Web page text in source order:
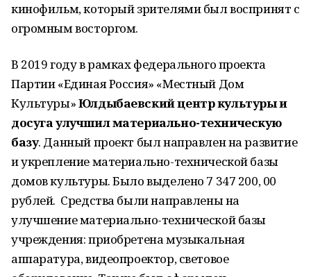
кинофильм, который зрителями был воспринят с
огромным восторгом.
В 2019 году в рамках федерального проекта
Партии «Единая Россия» «Местный Дом
Культуры»Юлдыбаевский центр культуры и
досуга улучшил материально-техническую
базу. Данный проект был направлен на развитие
и укрепление материально-технической базы
домов культуры. Было выделено 7 347 200, 00
рублей. Средства были направлены на
улучшение материально-технической базы
учреждения: приобретена музыкальная
аппаратура, видеопроектор, световое